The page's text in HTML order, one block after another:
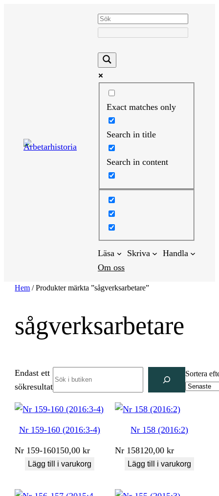
Exact matches only
Search in title
Search in content
Läsa Skriva
Handla
Om oss
Hem / Produkter märkta ”sågverksarbetare”
sågverksarbetare
Endast ett
sökresultat
Sortera
Nr 159-160 (2016:3-4)
Nr 159-160150,00kr
Lägg till i varukorg
Nr 158 (2016:2)
Nr 158120,00kr
Lägg till i varukorg